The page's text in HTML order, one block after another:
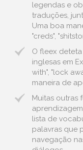
legendas e
traduções,
Uma boa
"creds",
O fleex
inglesas em
with", "lock
maneira de
Muitas outras
lista de
palavras que
navegação